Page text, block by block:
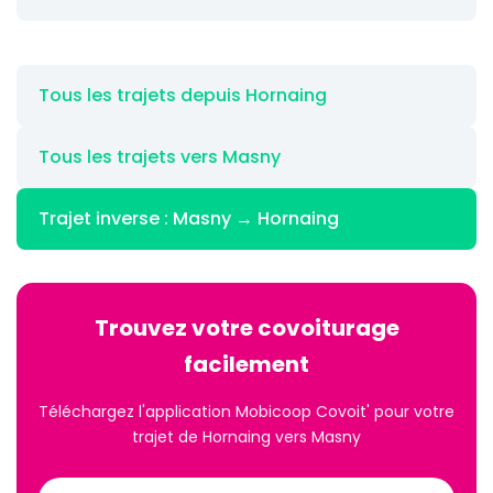
Tous les trajets depuis Hornaing
Tous les trajets vers Masny
Trajet inverse : Masny → Hornaing
Trouvez votre covoiturage
facilement
Téléchargez l'application Mobicoop Covoit' pour votre
trajet de Hornaing vers Masny